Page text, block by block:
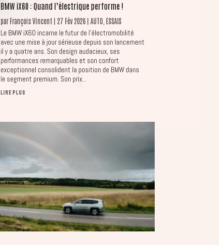
BMW iX60 : Quand l’électrique performe !
parFrançois Vincent | 27 Fév 2026| AUTO ESSAIS
Le BMW iX60 incarne le futur de l’électromobilité
avec une mise à jour sérieuse depuis son lancement
il y a quatre ans. Son design audacieux, ses
performances remarquables et son confort
exceptionnel consolident la position de BMW dans
le segment premium. Son prix...
LIRE PLUS